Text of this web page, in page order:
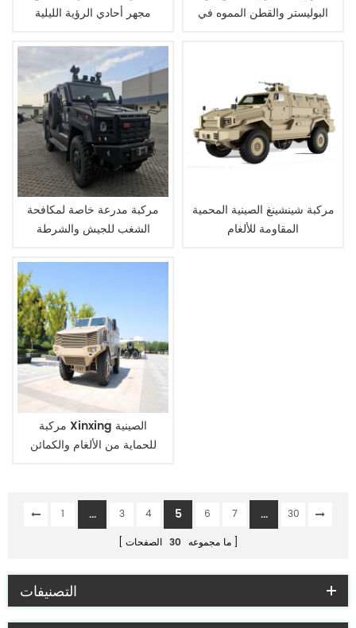
مجهر أحادي الرؤية الليلية
البوليستر والقطن المموه في
مركبة مدرعة خاصة لمكافحة
الشغب للجيش والشرطة
مركبة شينشينغ الصينية المحمية
المقاومة للألغام
مركبة Xinxing الصينية
للحماية من الألغام والكمائن
1 ... 3 4 5 6 7 ...
30
ما مجموعه 30 الصفحات
التصنيفات